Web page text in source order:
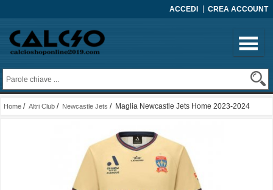
ACCEDI CREA ACCOUNT
Home / Altri Club / Newcastle Jets / Maglia Newcastle Jets Home 2023-2024